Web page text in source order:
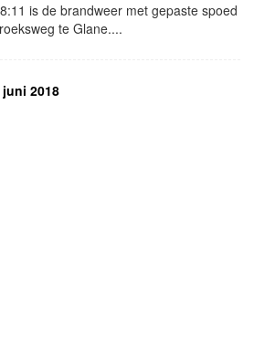
is de brandweer met gepaste spoed
te Glane....
2018